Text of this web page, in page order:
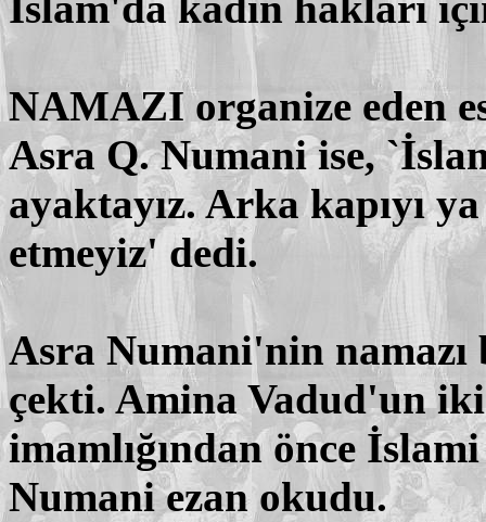
NAMAZI organize eden
Asra Q. Numani ise,
ayaktayız. Arka kapıyı
etmeyiz' dedi.
Asra Numani'nin namazı
çekti. Amina Vadud'un
imamlığından önce
Numani ezan okudu.